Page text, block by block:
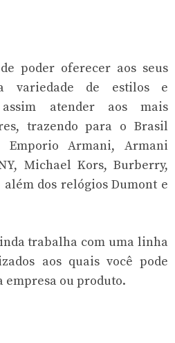
poder oferecer aos seus
variedade de estilos e
atender aos mais
trazendo para o Brasil
Emporio Armani, Armani
Michael Kors, Burberry,
além dos relógios Dumont e
trabalha com uma linha
aos quais você pode
empresa ou produto.